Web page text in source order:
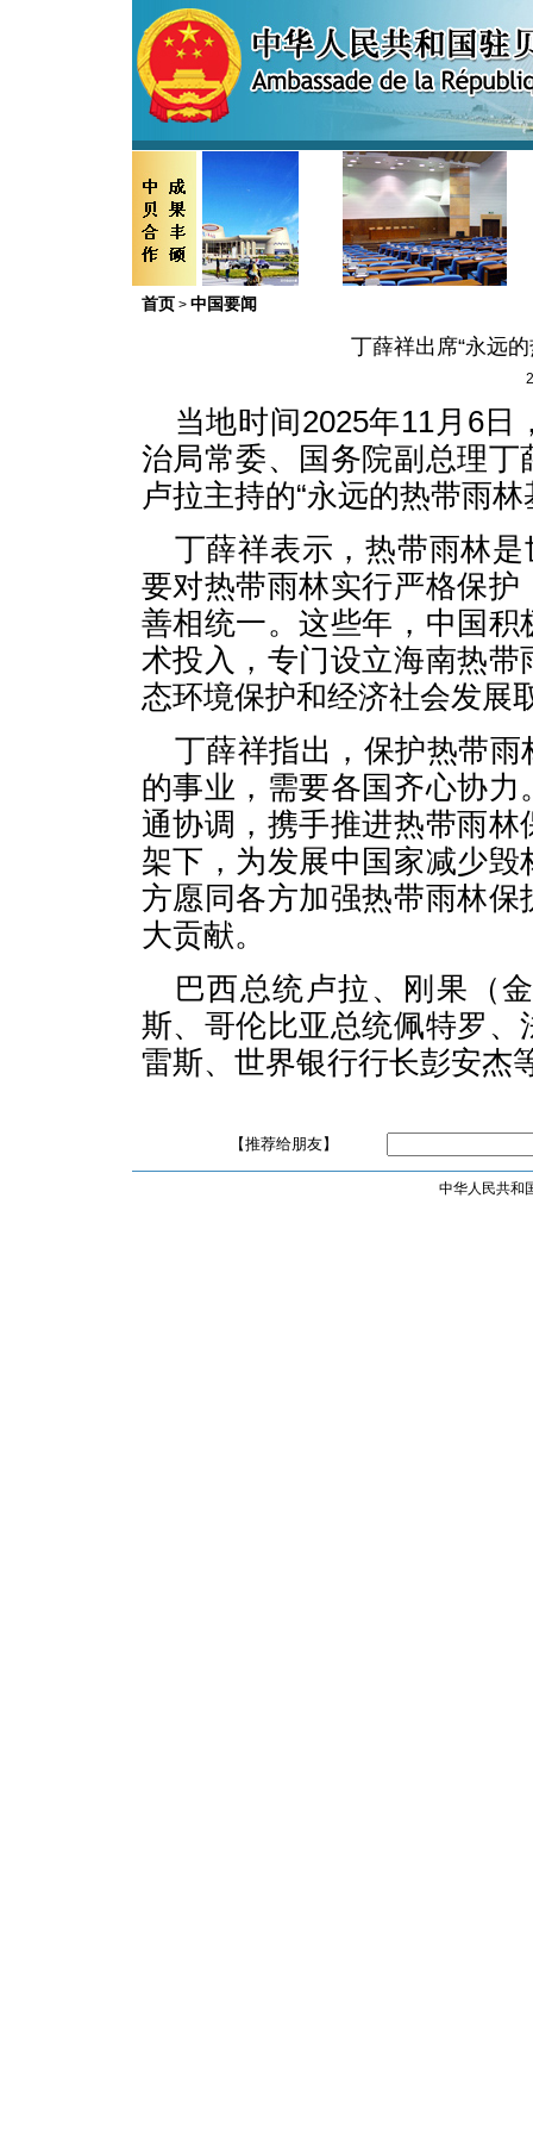
首页 > 中国要闻
丁薛祥出席“永远
当地时间2025年11月6
治局常委、国务院副总理
卢拉主持的“永远的热带雨
丁薛祥表示，热带雨林
要对热带雨林实行严格保
善相统一。这些年，中国
术投入，专门设立海南热
态环境保护和经济社会发展
丁薛祥指出，保护热带
的事业，需要各国齐心协
通协调，携手推进热带雨
架下，为发展中国家减少
方愿同各方加强热带雨林
大贡献。
巴西总统卢拉、刚果（
斯、哥伦比亚总统佩特罗
雷斯、世界银行行长彭安杰
【推荐给朋友】
中华人民共和